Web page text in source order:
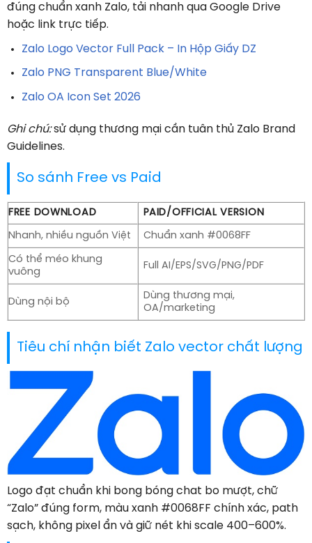
đúng chuẩn xanh Zalo, tải nhanh qua Google Drive
hoặc link trực tiếp.
Zalo Logo Vector Full Pack – In Hộp Giấy DZ
Zalo PNG Transparent Blue/White
Zalo OA Icon Set 2026
Ghi chú:sử dụng thương mại cần tuân thủ Zalo Brand
Guidelines.
So sánh Free vs Paid
FREE DOWNLOAD PAID/OFFICIAL VERSION
Nhanh, nhiều nguồn Việt Chuẩn xanh #0068FF
Có thể méo khung
vuông
Full AI/EPS/SVG/PNG/PDF
Dùng nội bộ
Dùng thương mại,
OA/marketing
Tiêu chí nhận biết Zalo vector chất lượng
Logo đạt chuẩn khi bong bóng chat bo mượt, chữ
“Zalo” đúng form, màu xanh #0068FF chính xác, path
sạch, không pixel ẩn và giữ nét khi scale 400–600%.